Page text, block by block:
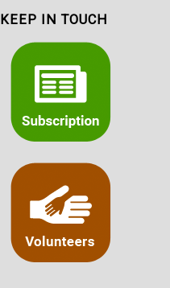
KEEP IN TOUCH